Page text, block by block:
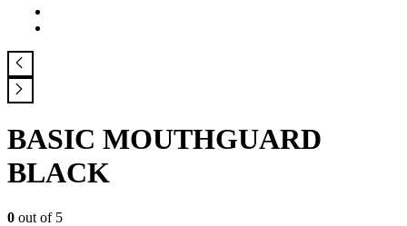
BASIC MOUTHGUARD
BLACK
0 out of 5